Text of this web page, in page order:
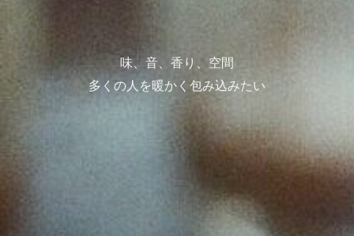
味、音、香り、空間
多くの人を暖かく包み込みたい